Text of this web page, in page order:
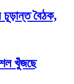
চূড়ান্ত বৈঠক,
খুঁজছে